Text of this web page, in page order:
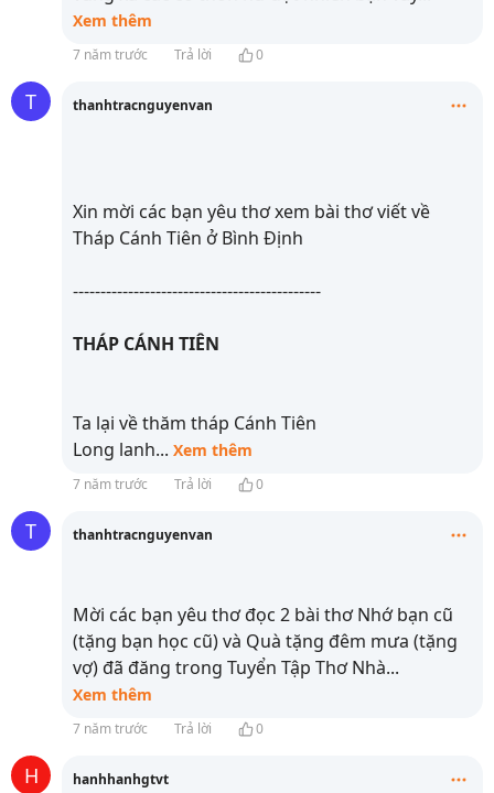
Xem thêm
7 năm trước Trả lời 0
T thanhtracnguyenvan
Xin mời các bạn yêu thơ xem bài thơ viết về
Tháp Cánh Tiên ở Bình Định
---------------------------------------------
THÁP CÁNH TIÊN
Ta lại về thăm tháp Cánh Tiên
Long lanh... Xem thêm
7 năm trước Trả lời 0
T thanhtracnguyenvan
Mời các bạn yêu thơ đọc 2 bài thơ Nhớ bạn cũ
(tặng bạn học cũ) và Quà tặng đêm mưa (tặng
vợ) đã đăng trong Tuyển Tập Thơ Nhà...
Xem thêm
7 năm trước Trả lời 0
H hanhhanhgtvt